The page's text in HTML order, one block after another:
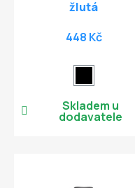
žlutá
448 Kč
Skladem u
dodavatele